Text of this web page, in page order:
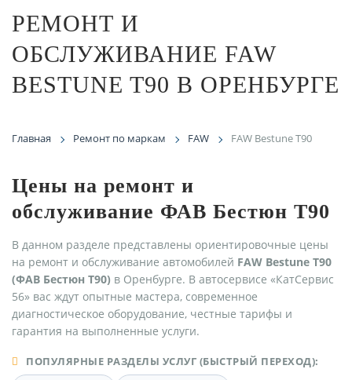
РЕМОНТ И
ОБСЛУЖИВАНИЕ FAW
BESTUNE T90 В ОРЕНБУРГЕ
Главная Ремонт по маркам FAW FAW Bestune T90
Цены на ремонт и
обслуживание ФАВ Бестюн Т90
В данном разделе представлены ориентировочные цены
на ремонт и обслуживание автомобилей FAW Bestune T90
(ФАВ Бестюн Т90) в Оренбурге. В автосервисе «КатСервис
56» вас ждут опытные мастера, современное
диагностическое оборудование, честные тарифы и
гарантия на выполненные услуги.
ПОПУЛЯРНЫЕ РАЗДЕЛЫ УСЛУГ (БЫСТРЫЙ ПЕРЕХОД):